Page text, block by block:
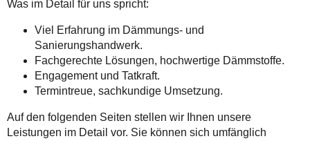
Was im Detail für uns spricht:
Viel Erfahrung im Dämmungs- und
Sanierungshandwerk.
Fachgerechte Lösungen, hochwertige Dämmstoffe.
Engagement und Tatkraft.
Termintreue, sachkundige Umsetzung.
Auf den folgenden Seiten stellen wir Ihnen unsere
Leistungen im Detail vor. Sie können sich umfänglich